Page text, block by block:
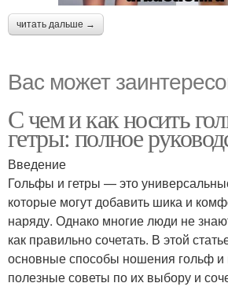
читать дальше →
Вас может
С чем и как носить
гетры: полное
Введение
Гольфы и гетры — это
которые могут добавить шика и
наряду. Однако многие люди не
как правильно сочетать. В этой
основные способы ношения гольф и
полезные советы по их выбору и